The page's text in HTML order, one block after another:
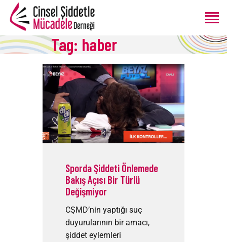
Tag: haber
ANASAYFA
HAKKIMIZDA
PROGRAMLAR
ÜRETIMLER
BLOG
BAĞIŞ
Sporda Şiddeti Önlemede
Bakış Açısı Bir Türlü
Değişmiyor
CŞMD’nin yaptığı suç
duyurularının bir amacı,
şiddet eylemleri